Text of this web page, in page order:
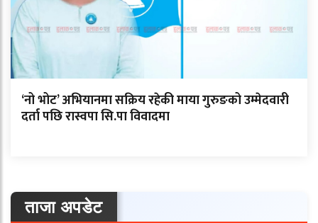
‘नो भोट’ अभियानमा सक्रिय रहेकी माया गुरुङको उम्मेदवारी
दर्ता पछि रास्वपा सि.पा विवादमा
ताजा अपडेट